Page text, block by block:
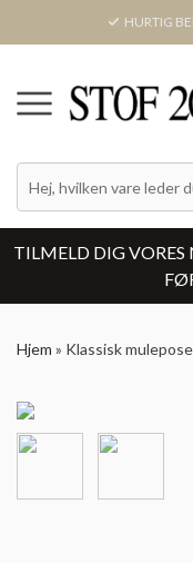
HURTIG
TILMELD DIG VORES
Hjem » Klassisk mulepose